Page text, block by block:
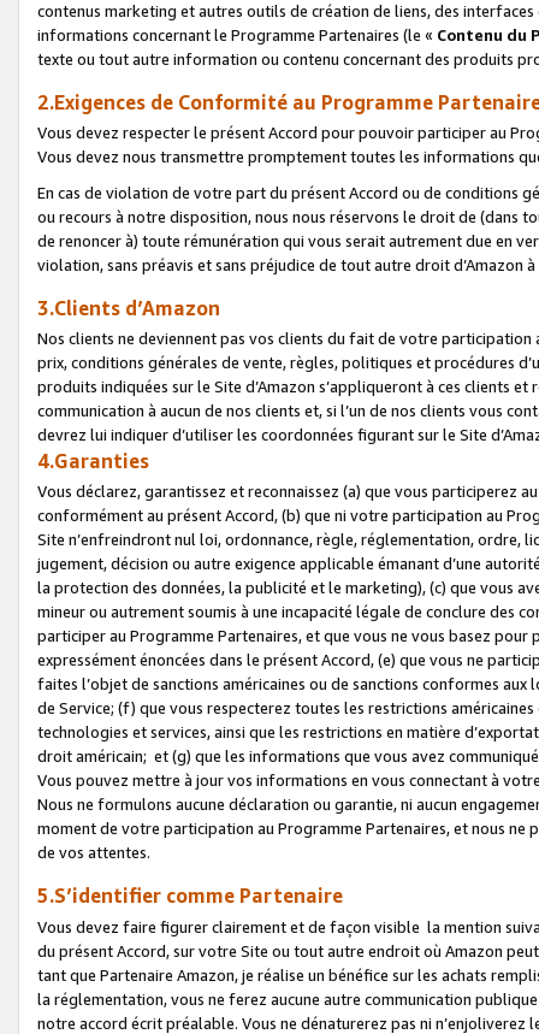
contenus marketing et autres outils de création de liens, des
informations concernant le Programme Partenaires (le « Contenu du
texte ou tout autre information ou contenu concernant des produits
2.Exigences de Conformité au Programme
Vous devez respecter le présent Accord pour pouvoir participer au
Vous devez nous transmettre promptement toutes les informations
En cas de violation de votre part du présent Accord ou de conditions
ou recours à notre disposition, nous nous réservons le droit de (dans
de renoncer à) toute rémunération qui vous serait autrement due en
violation, sans préavis et sans préjudice de tout autre droit
3.Clients d’Amazon
Nos clients ne deviennent pas vos clients du fait de votre
prix, conditions générales de vente, règles, politiques et procédures
produits indiquées sur le Site d’Amazon s’appliqueront à ces clients
communication à aucun de nos clients et, si l’un de nos clients vous
devrez lui indiquer d’utiliser les coordonnées figurant sur le Site
4.Garanties
Vous déclarez, garantissez et reconnaissez (a) que vous participerez
conformément au présent Accord, (b) que ni votre participation au
Site n’enfreindront nul loi, ordonnance, règle, réglementation, ordre,
jugement, décision ou autre exigence applicable émanant d’une
la protection des données, la publicité et le marketing), (c) que vous
mineur ou autrement soumis à une incapacité légale de conclure des
participer au Programme Partenaires, et que vous ne vous basez
expressément énoncées dans le présent Accord, (e) que vous ne
faites l’objet de sanctions américaines ou de sanctions conformes
de Service; (f) que vous respecterez toutes les restrictions
technologies et services, ainsi que les restrictions en matière
droit américain; et (g) que les informations que vous avez
Vous pouvez mettre à jour vos informations en vous connectant à
Nous ne formulons aucune déclaration ou garantie, ni aucun
moment de votre participation au Programme Partenaires, et nous
de vos attentes.
5.S’identifier comme Partenaire
Vous devez faire figurer clairement et de façon visible la mention
du présent Accord, sur votre Site ou tout autre endroit où Amazon
tant que Partenaire Amazon, je réalise un bénéfice sur les achats
la réglementation, vous ne ferez aucune autre communication
notre accord écrit préalable. Vous ne dénaturerez pas ni